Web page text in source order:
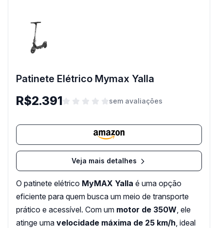
Patinete Elétrico Mymax Yalla
R$2.391 sem avaliações
Veja mais detalhes
O patinete elétrico MyMAX Yalla é uma opção
eficiente para quem busca um meio de transporte
prático e acessível. Com um motor de 350W , ele
atinge uma velocidade máxima de 25 km/h , ideal